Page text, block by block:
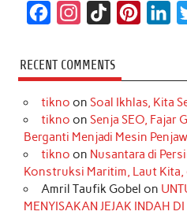
c
e
b
o
k
s
t
a
r
a
m
k
T
o
k
t
e
r
e
s
t
k
e
d
I
n
RECENT COMMENTS
tikno on Soal Ikhlas, Kita
tikno on Senja SEO, Fajar
Berganti Menjadi Mesin
tikno on Nusantara di
Konstruksi Maritim, Laut Kita,
Amril Taufik Gobel on
MENYISAKAN JEJAK INDAH